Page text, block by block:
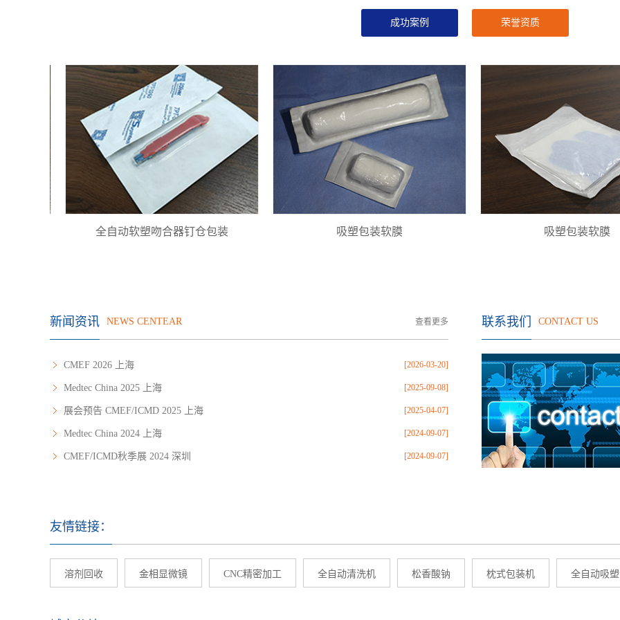
成功案例 荣誉资质
全自动软塑吻合器钉仓包装 吸塑包装软膜 吸塑包装软膜
新闻资讯 NEWS CENTEAR 查看更多
CMEF 2026 上海 [2026-03-20]
Medtec China 2025 上海 [2025-09-08]
展会预告 CMEF/ICMD 2025 上海 [2025-04-07]
Medtec China 2024 上海 [2024-09-07]
CMEF/ICMD秋季展 2024 深圳 [2024-09-07]
联系我们 CONTACT US
友情链接：
溶剂回收 金相显微镜 CNC精密加工 全自动清洗机 松香酸钠 枕式包装机 全自动吸